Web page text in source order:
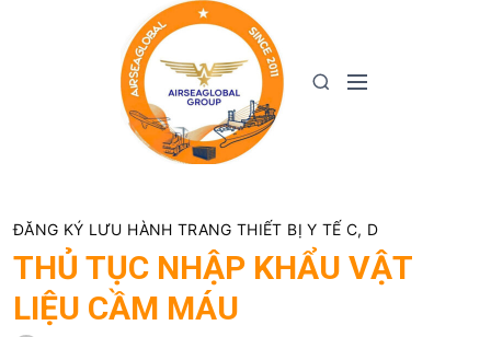
S
M
ĐĂNG KÝ LƯU HÀNH TRANG THIẾT BỊ Y TẾ C, D
THỦ TỤC NHẬP KHẨU VẬT
LIỆU CẦM MÁU